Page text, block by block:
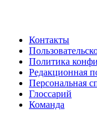
Контакты
Политика
Редакционная
Персональная
Глоссарий
Команда